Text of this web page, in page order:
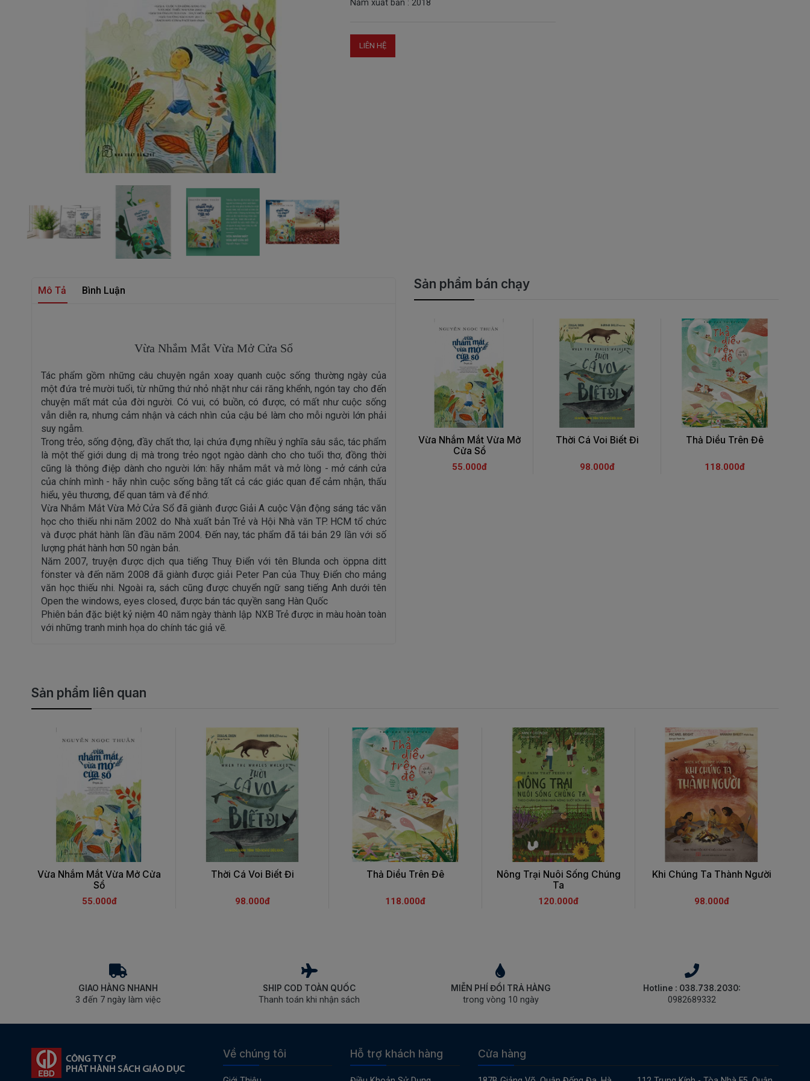
Năm xuất bản : 2018
LIÊN HỆ
Mô Tả Bình Luận
Vừa Nhắm Mắt Vừa Mở Cửa Sổ
Tác phẩm gồm những câu chuyện ngắn xoay quanh cuộc sống thường ngày của
một đứa trẻ mười tuổi, từ những thứ nhỏ nhặt như cái răng khểnh, ngón tay cho đến
chuyện mất mát của đời người. Có vui, có buồn, có được, có mất như cuộc sống
vẫn diễn ra, nhưng cảm nhận và cách nhìn của cậu bé làm cho mỗi người lớn phải
suy ngẫm.
Trong trẻo, sống động, đầy chất thơ, lại chứa đựng nhiều ý nghĩa sâu sắc, tác phẩm
là một thế giới dung dị mà trong trẻo ngọt ngào dành cho cho tuổi thơ, đồng thời
cũng là thông điệp dành cho người lớn: hãy nhắm mắt và mở lòng - mở cánh cửa
của chính mình - hãy nhìn cuộc sống bằng tất cả các giác quan để cảm nhận, thấu
hiểu, yêu thương, để quan tâm và để nhớ.
Vừa Nhắm Mắt Vừa Mở Cửa Sổ đã giành được Giải A cuộc Vận động sáng tác văn
học cho thiếu nhi năm 2002 do Nhà xuất bản Trẻ và Hội Nhà văn TP. HCM tổ chức
và được phát hành lần đầu năm 2004. Đến nay, tác phẩm đã tái bản 29 lần với số
lượng phát hành hơn 50 ngàn bản.
Năm 2007, truyện được dịch qua tiếng Thuỵ Điển với tên Blunda och öppna ditt
fönster và đến năm 2008 đã giành được giải Peter Pan của Thuỵ Điển cho mảng
văn học thiếu nhi. Ngoài ra, sách cũng được chuyển ngữ sang tiếng Anh dưới tên
Open the windows, eyes closed, được bán tác quyền sang Hàn Quốc
Phiên bản đặc biệt kỷ niệm 40 năm ngày thành lập NXB Trẻ được in màu hoàn toàn
với những tranh minh họa do chính tác giả vẽ.
Sản phẩm bán chạy
Vừa Nhắm Mắt Vừa Mở
Cửa Sổ
55.000đ
Thời Cá Voi Biết Đi
98.000đ
Thả Diều Trên Đê
118.000đ
Sản phẩm liên quan
Vừa Nhắm Mắt Vừa Mở Cửa
Sổ
55.000đ
Thời Cá Voi Biết Đi
98.000đ
Thả Diều Trên Đê
118.000đ
Nông Trại Nuôi Sống Chúng
Ta
120.000đ
Khi Chúng Ta Thành Người
98.000đ
GIAO HÀNG NHANH
3 đến 7 ngày làm việc
SHIP COD TOÀN QUỐC
Thanh toán khi nhận sách
MIỄN PHÍ ĐỔI TRẢ HÀNG
trong vòng 10 ngày
Hotline : 038.738.2030:
0982689332
Về chúng tôi Hỗ trợ khách hàng Cửa hàng